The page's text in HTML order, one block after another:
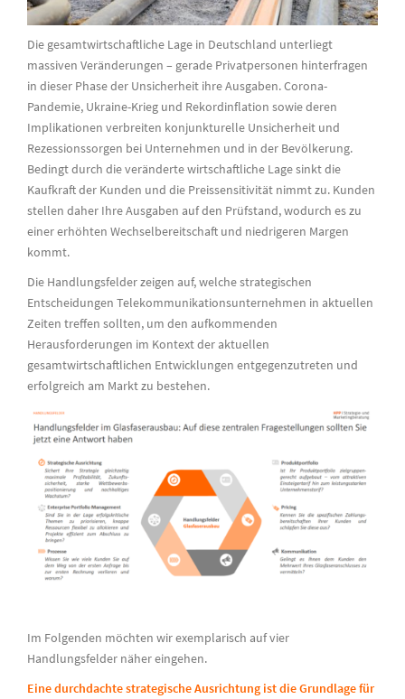
Die gesamtwirtschaftliche Lage in Deutschland unterliegt
massiven Veränderungen – gerade Privatpersonen hinterfragen
in dieser Phase der Unsicherheit ihre Ausgaben. Corona-
Pandemie, Ukraine-Krieg und Rekordinflation sowie deren
Implikationen verbreiten konjunkturelle Unsicherheit und
Rezessionssorgen bei Unternehmen und in der Bevölkerung.
Bedingt durch die veränderte wirtschaftliche Lage sinkt die
Kaufkraft der Kunden und die Preissensitivität nimmt zu. Kunden
stellen daher Ihre Ausgaben auf den Prüfstand, wodurch es zu
einer erhöhten Wechselbereitschaft und niedrigeren Margen
kommt.
Die Handlungsfelder zeigen auf, welche strategischen
Entscheidungen Telekommunikationsunternehmen in aktuellen
Zeiten treffen sollten, um den aufkommenden
Herausforderungen im Kontext der aktuellen
gesamtwirtschaftlichen Entwicklungen entgegenzutreten und
erfolgreich am Markt zu bestehen.
Im Folgenden möchten wir exemplarisch auf vier
Handlungsfelder näher eingehen.
Eine durchdachte strategische Ausrichtung ist die Grundlage für